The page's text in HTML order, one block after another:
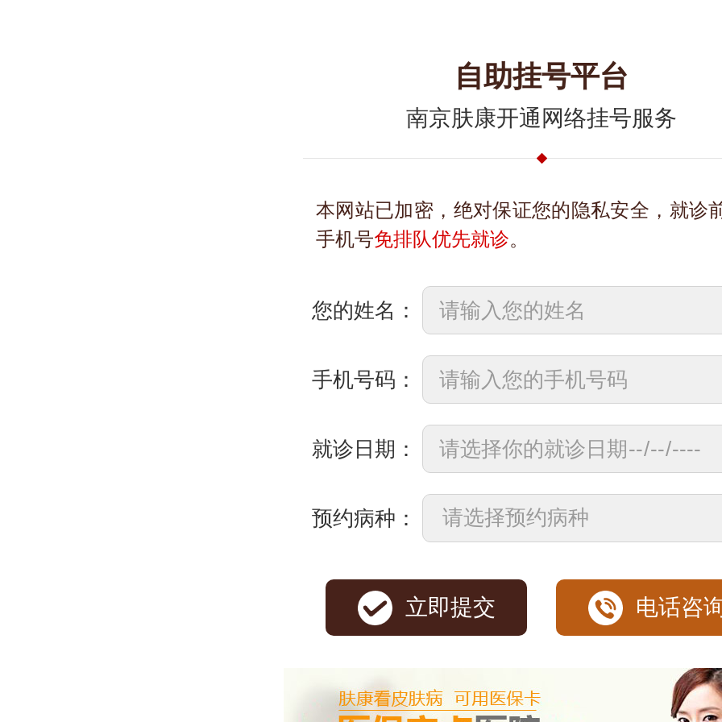
自助挂号平台
南京肤康开通网络挂号服务
本网站已加密，绝对保证您的隐私安全，就诊
手机号免排队优先就诊。
您的姓名：
手机号码：
就诊日期：
预约病种：
立即提交 电话咨